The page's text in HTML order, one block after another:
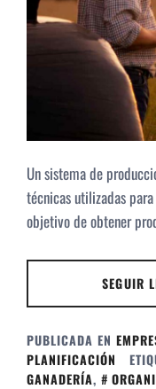
Un sistema de
técnicas utilizadas
objetivo de obtener
SEGUIR
PUBLICADA EN
PLANIFICACIÓN
GANADERÍA,